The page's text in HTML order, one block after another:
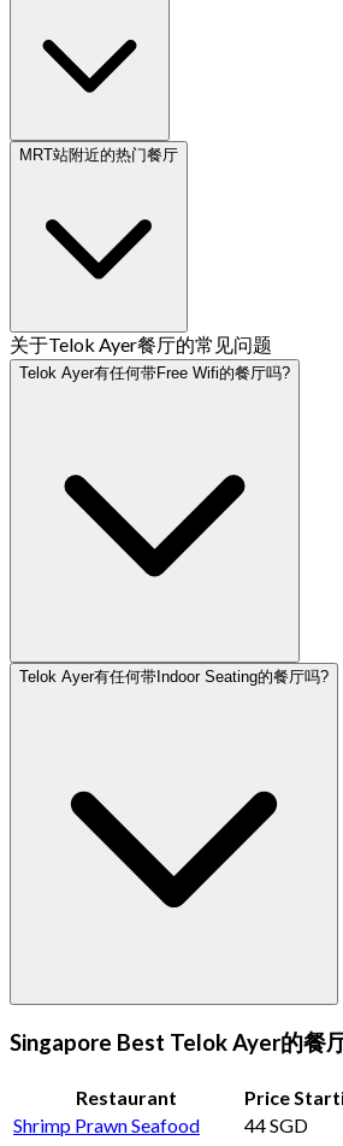
MRT站附近的热门餐厅
关于Telok Ayer餐厅的常见问题
Telok Ayer有任何带Free Wifi的餐厅吗?
Telok Ayer有任何带Indoor Seating的餐厅吗?
Singapore Best Telok Ayer的餐
Restaurant
Price
Shrimp Prawn Seafood
44 SGD